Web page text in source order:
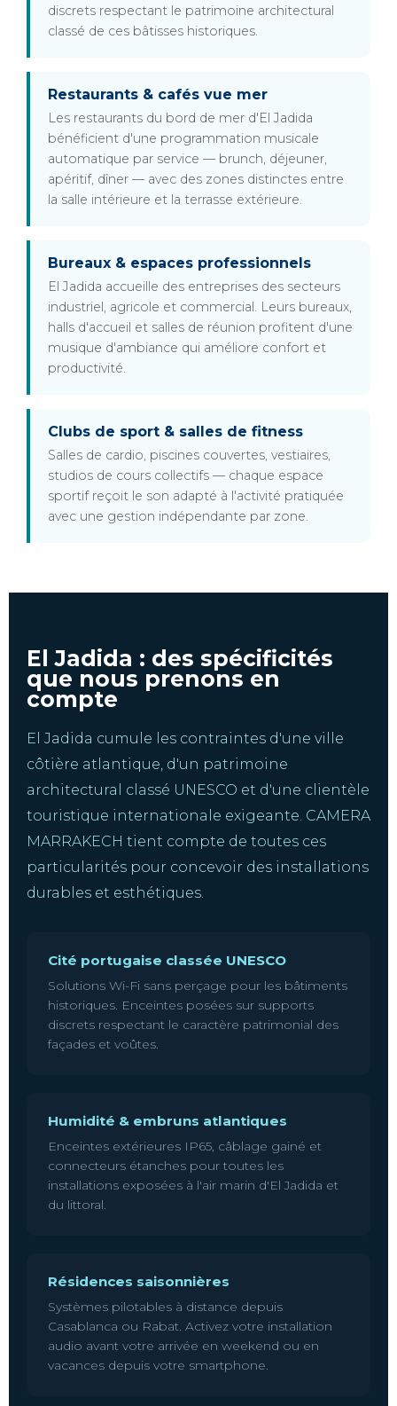
discrets respectant le patrimoine architectural
classé de ces bâtisses historiques.
Restaurants & cafés vue mer
Les restaurants du bord de mer d'El Jadida
bénéficient d'une programmation musicale
automatique par service — brunch, déjeuner,
apéritif, dîner — avec des zones distinctes entre
la salle intérieure et la terrasse extérieure.
Bureaux & espaces professionnels
El Jadida accueille des entreprises des secteurs
industriel, agricole et commercial. Leurs bureaux,
halls d'accueil et salles de réunion profitent d'une
musique d'ambiance qui améliore confort et
productivité.
Clubs de sport & salles de fitness
Salles de cardio, piscines couvertes, vestiaires,
studios de cours collectifs — chaque espace
sportif reçoit le son adapté à l'activité pratiquée
avec une gestion indépendante par zone.
El Jadida : des spécificités
que nous prenons en
compte
El Jadida cumule les contraintes d'une ville
côtière atlantique, d'un patrimoine
architectural classé UNESCO et d'une clientèle
touristique internationale exigeante. CAMERA
MARRAKECH tient compte de toutes ces
particularités pour concevoir des installations
durables et esthétiques.
Cité portugaise classée UNESCO
Solutions Wi-Fi sans perçage pour les bâtiments
historiques. Enceintes posées sur supports
discrets respectant le caractère patrimonial des
façades et voûtes.
Humidité & embruns atlantiques
Enceintes extérieures IP65, câblage gainé et
connecteurs étanches pour toutes les
installations exposées à l'air marin d'El Jadida et
du littoral.
Résidences saisonnières
Systèmes pilotables à distance depuis
Casablanca ou Rabat. Activez votre installation
audio avant votre arrivée en weekend ou en
vacances depuis votre smartphone.